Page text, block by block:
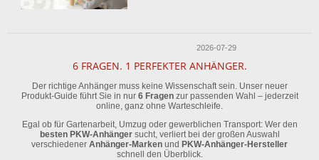
2026-07-29
6 FRAGEN. 1 PERFEKTER ANHÄNGER.
Der richtige Anhänger muss keine Wissenschaft sein. Unser neuer
Produkt-Guide führt Sie in nur 6 Fragenzur passenden Wahl – jederzeit
online, ganz ohne Warteschleife.
Egal ob für Gartenarbeit, Umzug oder gewerblichen Transport: Wer den
besten PKW-Anhängersucht, verliert bei der großen Auswahl
verschiedener Anhänger-Marken und PKW-Anhänger-Hersteller
schnell den Überblick.